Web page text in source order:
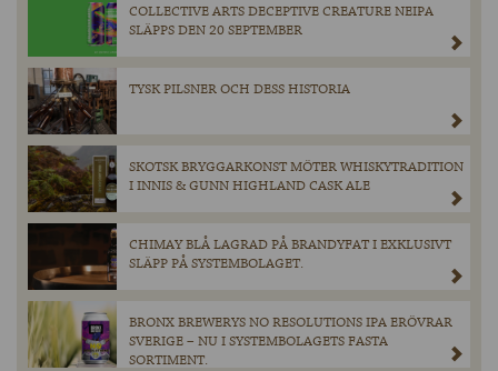
COLLECTIVE ARTS DECEPTIVE CREATURE NEIPA
SLÄPPS DEN 20 SEPTEMBER
TYSK PILSNER OCH DESS HISTORIA
SKOTSK BRYGGARKONST MÖTER WHISKYTRADITION
I INNIS & GUNN HIGHLAND CASK ALE
CHIMAY BLÅ LAGRAD PÅ BRANDYFAT I EXKLUSIVT
SLÄPP PÅ SYSTEMBOLAGET.
BRONX BREWERYS NO RESOLUTIONS IPA ERÖVRAR
SVERIGE – NU I SYSTEMBOLAGETS FASTA
SORTIMENT.